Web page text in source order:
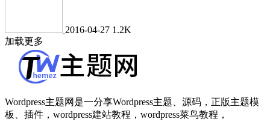
2016-04-27 1.2K
加载更多
Wordpress主题网是一分享Wordpress主题、源码，正版主题模
板、插件，wordpress建站教程，wordpress菜鸟教程，